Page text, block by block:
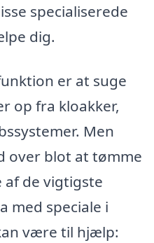
specialiserede
dig.
er at suge
op fra kloakker,
Men
over blot at tømme
af de vigtigste
med speciale i
være til hjælp: